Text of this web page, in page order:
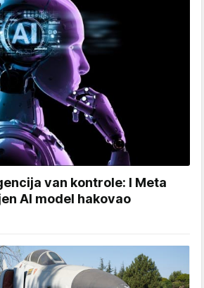
van kontrole: I Meta
AI model hakovao